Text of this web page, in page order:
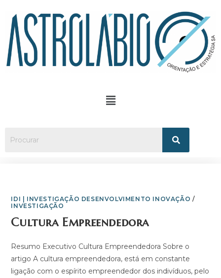
IDI | INVESTIGAÇÃO DESENVOLVIMENTO INOVAÇÃO /
INVESTIGAÇÃO
Cultura Empreendedora
Resumo Executivo Cultura Empreendedora Sobre o
artigo A cultura empreendedora, está em constante
ligação com o espírito empreendedor dos indivíduos, pelo